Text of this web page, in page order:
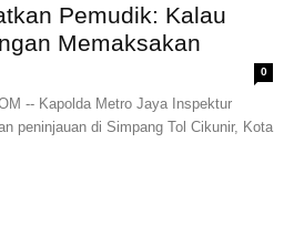
Pemudik: Kalau
Memaksakan
0
-- Kapolda Metro Jaya Inspektur
peninjauan di Simpang Tol Cikunir, Kota